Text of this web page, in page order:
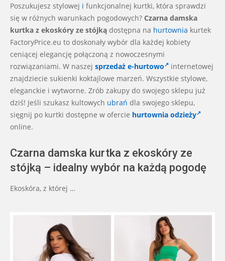
24
Poszukujesz stylowej i funkcjonalnej kurtki, która sprawdzi
się w różnych warunkach pogodowych? Czarna damska
kurtka z ekoskóry ze stójką dostępna na hurtownia kurtek
FactoryPrice.eu to doskonały wybór dla każdej kobiety
ceniącej elegancję połączoną z nowoczesnymi
rozwiązaniami. W naszej sprzedaż e-hurtowo
internetowej
znajdziecie sukienki koktajlowe marzeń. Wszystkie stylowe,
eleganckie i wytworne. Zrób zakupy do swojego sklepu już
dziś! Jeśli szukasz kultowych ubrań dla swojego sklepu,
sięgnij po kurtki dostępne w ofercie hurtownia odzieży
online.
Czarna damska kurtka z ekoskóry ze
stójką – idealny wybór na każdą pogodę
Ekoskóra, z której …